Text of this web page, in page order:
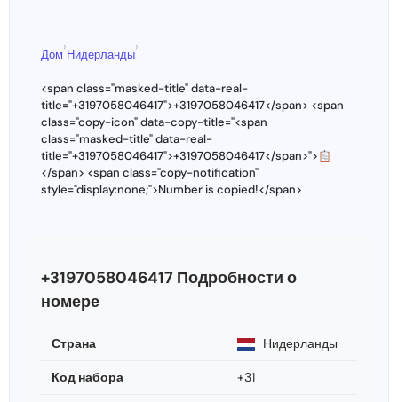
Дом
›
Нидерланды
›
<span class="masked-title" data-real-
title="+3197058046417">+3197058046417</span> <span
class="copy-icon" data-copy-title="<span
class="masked-title" data-real-
title="+3197058046417">+3197058046417</span>">
</span> <span class="copy-notification"
style="display:none;">Number is copied!</span>
+3197058046417 Подробности о
номере
Страна Нидерланды
Код набора +31